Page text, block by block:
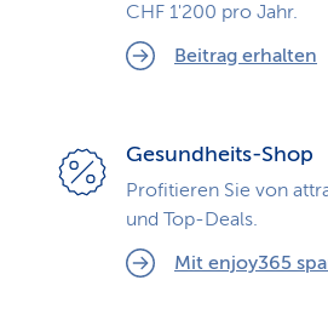
CHF 1'200 pro Jahr.
Beitrag erhalten
Gesundheits-Shop
Profitieren Sie von
und Top-Deals.
Mit enjoy365